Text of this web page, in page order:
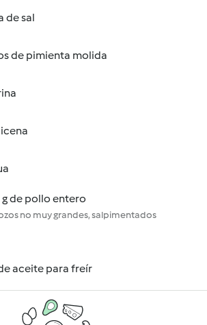
de sal
de pimienta molida
g de pollo entero
no muy grandes, salpimentados
aceite para freír